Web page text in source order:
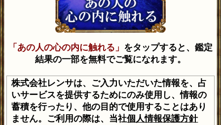
「あの人の心の内に触れる」 をタップすると、鑑定
結果の一部を無料でご覧になれます。
株式会社レンサは、ご入力いただいた情報を、占
いサービスを提供するためにのみ使用し、情報の
蓄積を行ったり、他の目的で使用することはあり
ません。ご利用の際は、当社個人情報保護方針